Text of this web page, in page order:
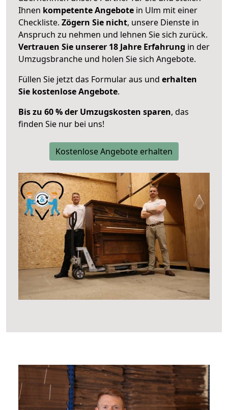
Ihnen kompetente Angebote in Ulm mit einer
Checkliste. Zögern Sie nicht, unsere Dienste in
Anspruch zu nehmen und lehnen Sie sich zurück.
Vertrauen Sie unserer 18 Jahre Erfahrung in der
Umzugsbranche und holen Sie sich Angebote.
Füllen Sie jetzt das Formular aus und erhalten
Sie kostenlose Angebote.
Bis zu 60 % der Umzugskosten sparen, das
finden Sie nur bei uns!
Kostenlose Angebote erhalten